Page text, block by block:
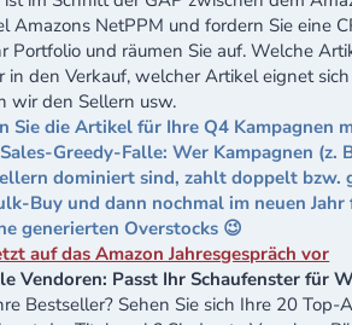
Amazons NetPPM und fordern Sie eine
Portfolio und räumen Sie auf. Welche
den Verkauf, welcher Artikel eignet sich
wir den Sellern usw.
Sie die Artikel für Ihre Q4 Kampagnen
Greedy-Falle: Wer Kampagnen (z.
dominiert sind, zahlt doppelt bzw.
Buy und dann nochmal im neuen
generierten Overstocks 😉
auf das Amazon Jahresgespräch vor
Vendoren: Passt Ihr Schaufenster für
Bestseller? Sehen Sie sich Ihre 20